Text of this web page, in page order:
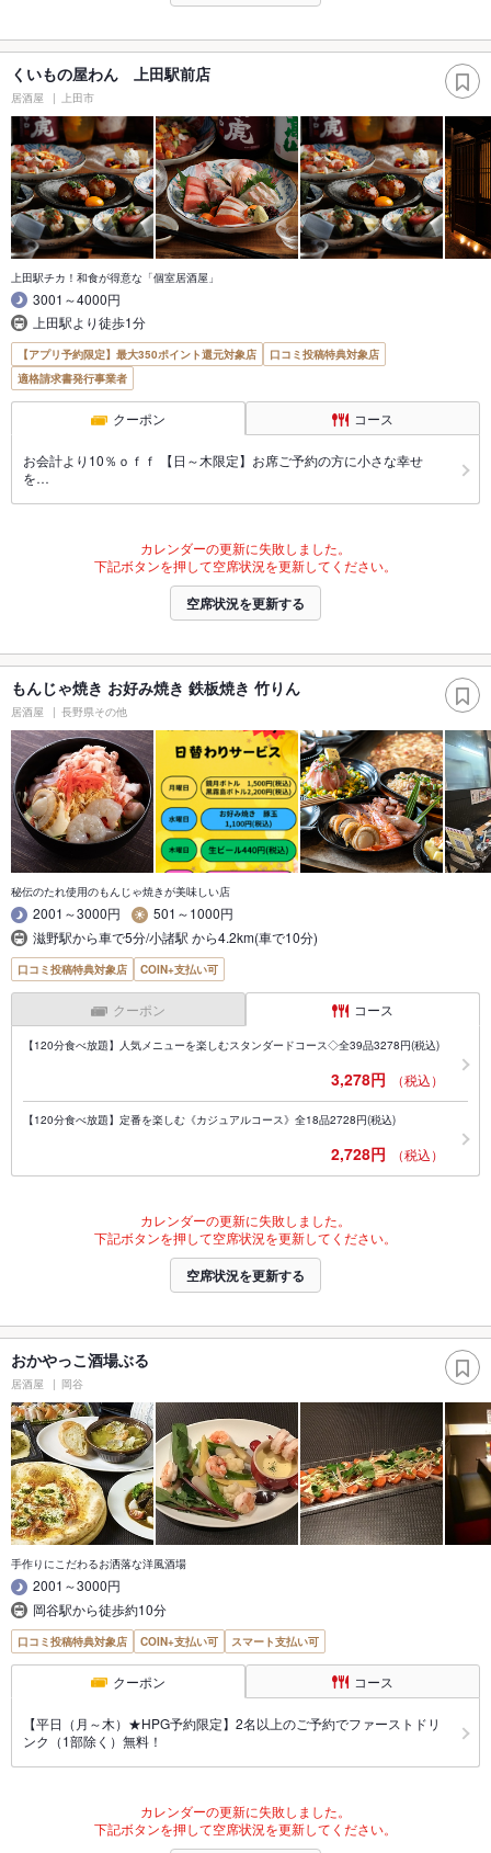
くいもの屋わん 上田駅前店
居酒屋 上田市
上田駅チカ！和食が得意な「個室居酒屋」
3001～4000円
上田駅より徒歩1分
【アプリ予約限定】最大350ポイント還元対象店
口コミ投稿特典対象店
適格請求書発行事業者
クーポン コース
お会計より10％ｏｆｆ 【日～木限定】お席ご予約の方に小さな幸せ
を…
カレンダーの更新に失敗しました。
下記ボタンを押して空席状況を更新してください。
空席状況を更新する
もんじゃ焼き お好み焼き 鉄板焼き 竹りん
居酒屋 長野県その他
秘伝のたれ使用のもんじゃ焼きが美味しい店
2001～3000円
501～1000円
滋野駅から車で5分/小諸駅 から4.2km(車で10分)
口コミ投稿特典対象店 COIN+支払い可
クーポン コース
【120分食べ放題】人気メニューを楽しむスタンダードコース◇全39品3278円(税込)
3,278円 （税込）
【120分食べ放題】定番を楽しむ《カジュアルコース》全18品2728円(税込)
2,728円 （税込）
カレンダーの更新に失敗しました。
下記ボタンを押して空席状況を更新してください。
空席状況を更新する
おかやっこ酒場ぶる
居酒屋 岡谷
手作りにこだわるお洒落な洋風酒場
2001～3000円
岡谷駅から徒歩約10分
口コミ投稿特典対象店 COIN+支払い可 スマート支払い可
クーポン コース
【平日（月～木）★HPG予約限定】2名以上のご予約でファーストドリ
ンク（1部除く）無料！
カレンダーの更新に失敗しました。
下記ボタンを押して空席状況を更新してください。